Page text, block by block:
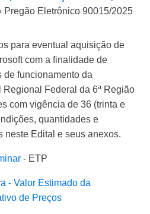
Pregão Eletrônico 90015/2025
para eventual aquisição de
com a finalidade de
de funcionamento da
Regional Federal da 6ª Região
com vigência de 36 (trinta e
quantidades e
neste Edital e seus anexos.
- ETP
- Valor Estimado da
de Preços